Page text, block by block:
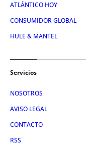
ATLÁNTICO HOY
CONSUMIDOR GLOBAL
HULE & MANTEL
Servicios
NOSOTROS
AVISO LEGAL
CONTACTO
RSS